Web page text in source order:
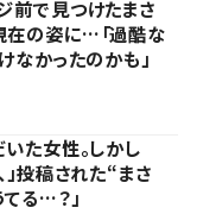
前で見つけたまさ
の姿に…「過酷な
なかったのかも」
た女性。しかし
」投稿された“まさ
る…？」